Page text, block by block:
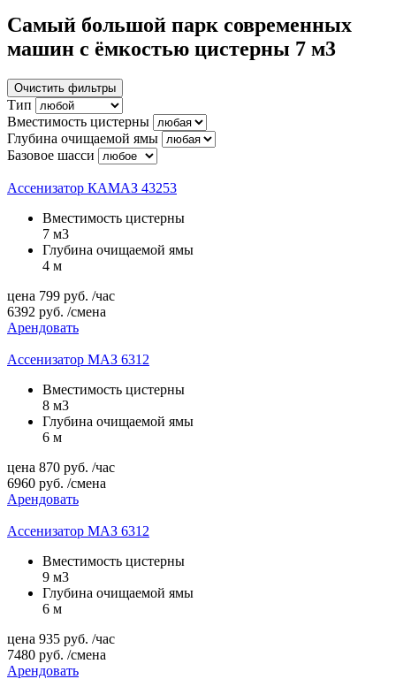
Самый большой парк современных
машин с ёмкостью цистерны 7 м3
Очистить фильтры
Тип
Вместимость цистерны
Глубина очищаемой ямы
Базовое шасси
Ассенизатор КАМАЗ 43253
Вместимость цистерны
7 м3
Глубина очищаемой ямы
4 м
цена 799 руб. /час
6392 руб. /смена
Арендовать
Ассенизатор МАЗ 6312
Вместимость цистерны
8 м3
Глубина очищаемой ямы
6 м
цена 870 руб. /час
6960 руб. /смена
Арендовать
Ассенизатор МАЗ 6312
Вместимость цистерны
9 м3
Глубина очищаемой ямы
6 м
цена 935 руб. /час
7480 руб. /смена
Арендовать